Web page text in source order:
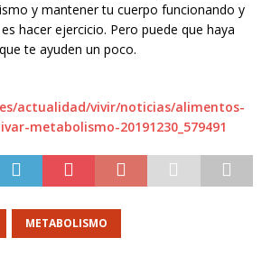
y mantener tu cuerpo funcionando y
hacer ejercicio. Pero puede que haya
te ayuden un poco.
actualidad/vivir/noticias/alimentos-
metabolismo-20191230_579491
METABOLISMO